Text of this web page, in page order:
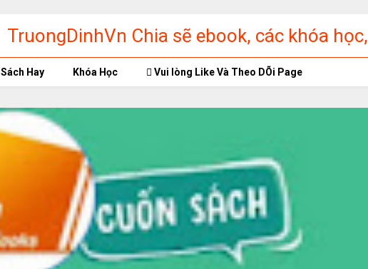
TruongDinhVn Chia sẽ ebook, các khóa học,
phần mềm học tập miễn phí
Sách Hay Khóa Học Vui lòng Like Và Theo DÕi Page